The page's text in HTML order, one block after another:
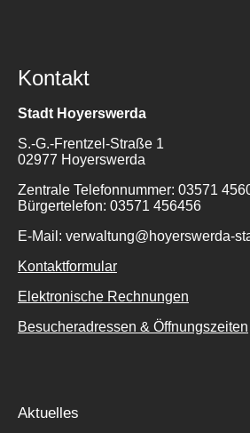
Kontakt
Stadt Hoyerswerda
S.-G.-Frentzel-Straße 1
02977 Hoyerswerda
Zentrale Telefonnummer: 03571
Bürgertelefon: 03571 456456
E-Mail: verwaltung@hoyerswerda-
Kontaktformular
Elektronische Rechnungen
Besucheradressen & Öffnungszeiten
Aktuelles